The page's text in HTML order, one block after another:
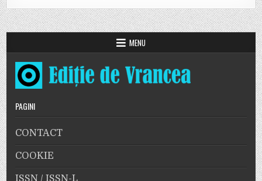
MENU
PAGINI
CONTACT
COOKIE
ISSN / ISSN-L